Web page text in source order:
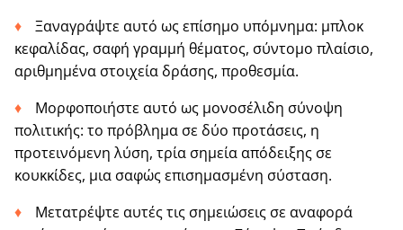
Ξαναγράψτε αυτό ως επίσημο υπόμνημα: μπλοκ
κεφαλίδας, σαφή γραμμή θέματος, σύντομο πλαίσιο,
αριθμημένα στοιχεία δράσης, προθεσμία.
Μορφοποιήστε αυτό ως μονοσέλιδη σύνοψη
πολιτικής: το πρόβλημα σε δύο προτάσεις, η
προτεινόμενη λύση, τρία σημεία απόδειξης σε
κουκκίδες, μια σαφώς επισημασμένη σύσταση.
Μετατρέψτε αυτές τις σημειώσεις σε αναφορά